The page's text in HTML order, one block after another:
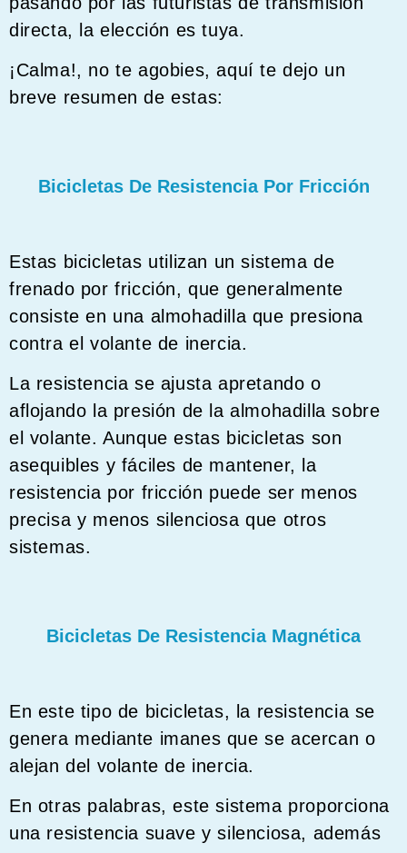
directa, la elección es tuya.
¡Calma!, no te agobies, aquí te dejo un
breve resumen de estas:
Bicicletas De Resistencia Por Fricción
Estas bicicletas utilizan un sistema de
frenado por fricción, que generalmente
consiste en una almohadilla que presiona
contra el volante de inercia.
La resistencia se ajusta apretando o
aflojando la presión de la almohadilla sobre
el volante. Aunque estas bicicletas son
asequibles y fáciles de mantener, la
resistencia por fricción puede ser menos
precisa y menos silenciosa que otros
sistemas.
Bicicletas De Resistencia Magnética
En este tipo de bicicletas, la resistencia se
genera mediante imanes que se acercan o
alejan del volante de inercia.
En otras palabras, este sistema proporciona
una resistencia suave y silenciosa, además